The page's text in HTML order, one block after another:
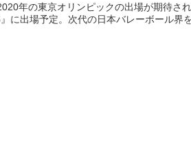
年の東京オリンピックの出場が期待さ
に出場予定。次代の日本バレーボール界を